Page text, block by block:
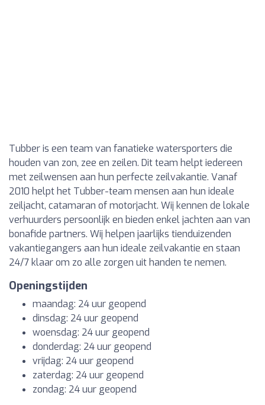
Tubber is een team van fanatieke watersporters die
houden van zon, zee en zeilen. Dit team helpt iedereen
met zeilwensen aan hun perfecte zeilvakantie. Vanaf
2010 helpt het Tubber-team mensen aan hun ideale
zeiljacht, catamaran of motorjacht. Wij kennen de lokale
verhuurders persoonlijk en bieden enkel jachten aan van
bonafide partners. Wij helpen jaarlijks tienduizenden
vakantiegangers aan hun ideale zeilvakantie en staan
24/7 klaar om zo alle zorgen uit handen te nemen.
Openingstijden
maandag: 24 uur geopend
dinsdag: 24 uur geopend
woensdag: 24 uur geopend
donderdag: 24 uur geopend
vrijdag: 24 uur geopend
zaterdag: 24 uur geopend
zondag: 24 uur geopend